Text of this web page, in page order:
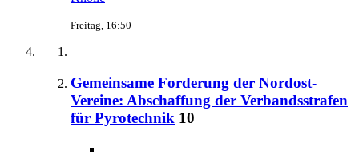
Freitag, 16:50
Gemeinsame Forderung der Nordost-
Vereine: Abschaffung der Verbandsstrafen
für Pyrotechnik 10